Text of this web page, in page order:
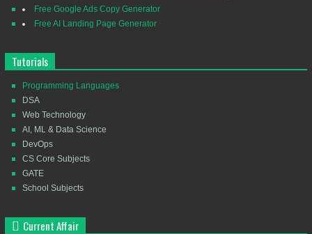
Free Google Ads Copy Generator
Free AI Landing Page Generator
Tutorials
Programming Languages
DSA
Web Technology
AI, ML & Data Science
DevOps
CS Core Subjects
GATE
School Subjects
Current Affair